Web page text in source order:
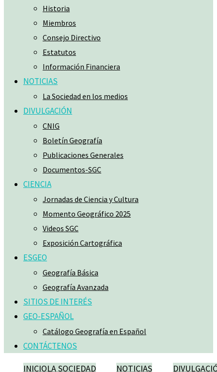
Historia
Miembros
Consejo Directivo
Estatutos
Información Financiera
NOTICIAS
La Sociedad en los medios
DIVULGACIÓN
CNIG
Boletín Geografía
Publicaciones Generales
Documentos-SGC
CIENCIA
Jornadas de Ciencia y Cultura
Momento Geográfico 2025
Videos SGC
Exposición Cartográfica
ESGEO
Geografía Básica
Geografía Avanzada
SITIOS DE INTERÉS
GEO-ESPAÑOL
Catálogo Geografía en Español
CONTÁCTENOS
INICIOLA SOCIEDAD NOTICIAS